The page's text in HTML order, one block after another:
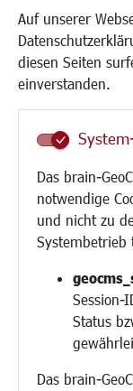
Auf unserer
diesen Seiten
einverstanden.
Das brain-
notwendige
und nicht zu
Systembetrieb
Session-
Status
Das brain-
Kinder und Jugend
Institutionen für
Senioren/Haltestelle
Migration und
Ukrainehilfe
Hilfe für
Religion
Bauen/
Bebauungsplanung
Umwelt/Klima/Abfall
Verkehr/Mobilität
Glasfaserausbau